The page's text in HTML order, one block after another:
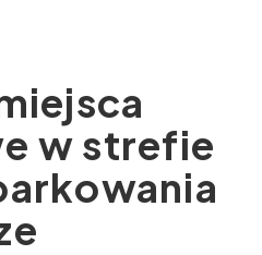
w strefie